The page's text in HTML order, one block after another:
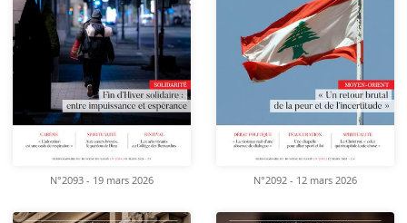
N°2093 - 19 mars 2026 N°2092 - 12 mars 2026